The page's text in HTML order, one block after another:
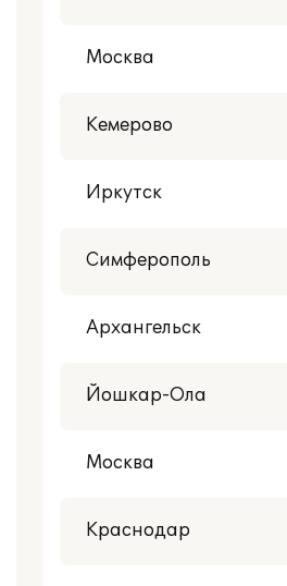
Москва
Кемерово
Иркутск
Симферополь
Архангельск
Йошкар-Ола
Москва
Краснодар